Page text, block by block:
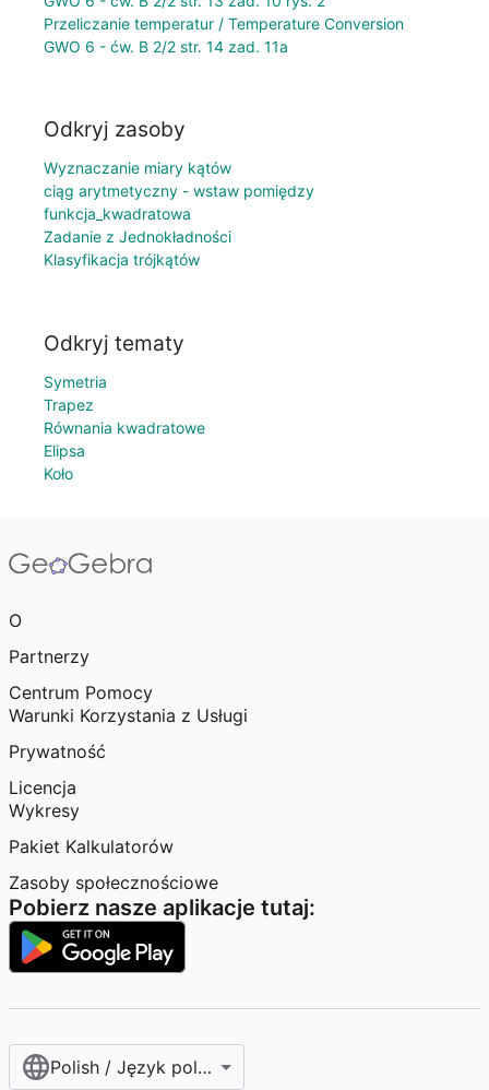
Przeliczanie temperatur / Temperature Conversion
GWO 6 - ćw. B 2/2 str. 14 zad. 11a
Odkryj zasoby
Wyznaczanie miary kątów
ciąg arytmetyczny - wstaw pomiędzy
funkcja_kwadratowa
Zadanie z Jednokładności
Klasyfikacja trójkątów
Odkryj tematy
Symetria
Trapez
Równania kwadratowe
Elipsa
Koło
O
Partnerzy
Centrum Pomocy
Warunki Korzystania z Usługi
Prywatność
Licencja
Wykresy
Pakiet Kalkulatorów
Zasoby społecznościowe
Pobierz nasze aplikacje tutaj:
Polish / Język polski‎